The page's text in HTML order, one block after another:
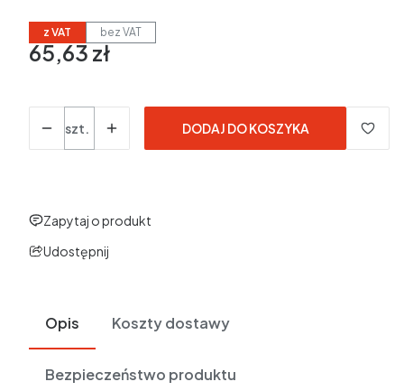
z VAT bez VAT
Cena
65,63 zł
w tym 23% VAT
w tym
szt.
DODAJ DO KOSZYKA
Zapytaj o produkt
Udostępnij
Opis Koszty dostawy
Bezpieczeństwo produktu